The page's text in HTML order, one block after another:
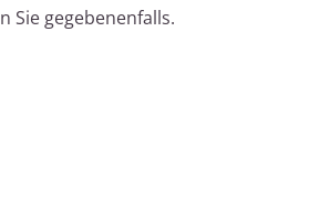
Sie gegebenenfalls.